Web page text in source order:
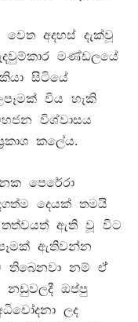
වෙත අදහස් දැක්වූ
මණ්ඩලයේ
සිටියේ
විය හැකි
විශ්වාසය
කලේය.
පෙරේරා
දෙයක් තමයි
තත්වයත් ඇති වූ විට
ඇතිවන්න
තිබෙනවා නම් ඒ්
ඔප්පු
ලද